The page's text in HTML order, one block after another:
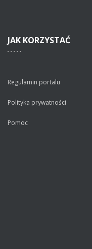
JAK KORZYSTAĆ
Regulamin portalu
Polityka prywatności
Pomoc